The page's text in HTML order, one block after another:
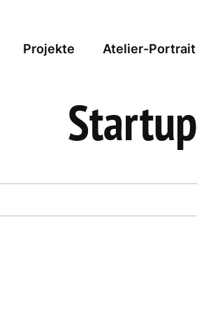
Projekte Atelier-Portrait
Startup